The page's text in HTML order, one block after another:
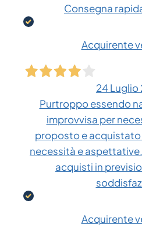
Consegna
Acquirente
24 Luglio
Purtroppo essendo
improvvisa per
proposto e
necessità e
acquisti in
Acquirente